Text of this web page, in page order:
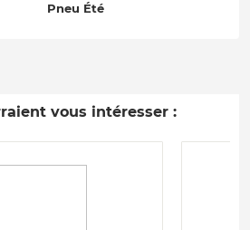
Pneu Été
vous intéresser :